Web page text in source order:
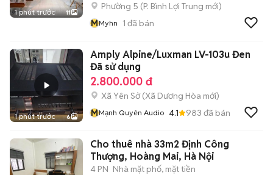
1 phút trước 11
Phường 5 (P. Bình Lợi Trung mới)
MMyhn 1 đã bán
1 phút trước 6
Amply Alpine/Luxman LV-103u Đen
Đã sử dụng
2.800.000 đ
Xã Yên Sở(Xã Dương Hòa mới)
MMạnh Quyên Audio 4.1 983 đã bán
Cho thuê nhà 33m2 Định Công
Thượng, Hoàng Mai, Hà Nội
4 PN Nhà mặt phố, mặt tiền